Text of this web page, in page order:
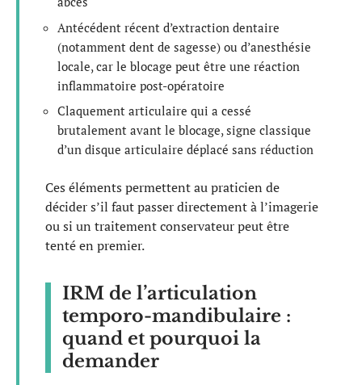
Antécédent récent d’extraction dentaire
(notamment dent de sagesse) ou d’anesthésie
locale, car le blocage peut être une réaction
inflammatoire post-opératoire
Claquement articulaire qui a cessé
brutalement avant le blocage, signe classique
d’un disque articulaire déplacé sans réduction
Ces éléments permettent au praticien de
décider s’il faut passer directement à l’imagerie
ou si un traitement conservateur peut être
tenté en premier.
IRM de l’articulation
temporo-mandibulaire :
quand et pourquoi la
demander